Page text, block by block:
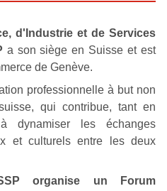
d'Industrie et de Services
a son siège en Suisse et est
de Genève.
professionnelle à but non
qui contribue, tant en
dynamiser les échanges
et culturels entre les deux
organise un Forum